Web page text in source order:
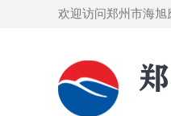
欢迎访问郑州市海旭